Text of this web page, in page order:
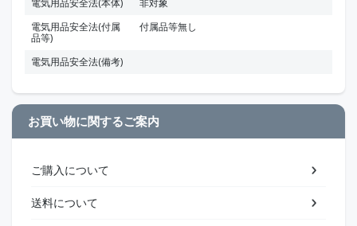
電気用品安全法(付属
品等)
付属品等無し
電気用品安全法(備考)
お買い物に関するご案内
ご購入について
送料について